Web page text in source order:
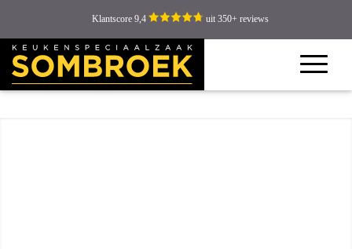
Klantscore 9,4 uit 350+ reviews